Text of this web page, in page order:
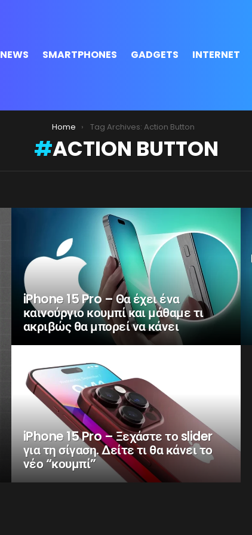
NEWS SMARTPHONES GADGETS INTERNET
Home Tag Archives: Action Button
ACTION BUTTON
iPhone 15 Pro – Θα έχει ένα
καινούργιο κουμπί και μάθαμε τι
ακριβώς θα μπορεί να κάνει
iPhone 15 Pro – Ξεχάστε το slider
για τη σίγαση. Δείτε τι θα κάνει το
νέο “κουμπί”